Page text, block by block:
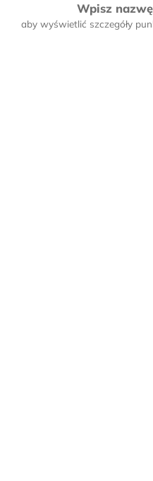
Wpisz
aby wyświetlić szczegóły